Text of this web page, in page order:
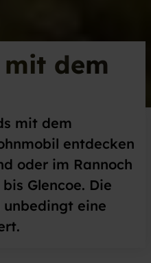
dem
mit dem
entdecken
oder im Rannoch
Glencoe. Die
eine